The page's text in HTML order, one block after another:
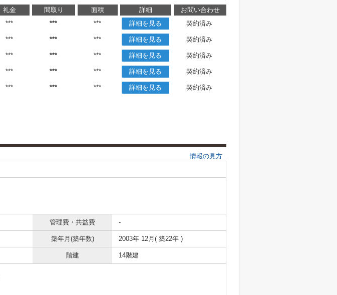
礼金 間取り 面積 詳細
お問い合わせ
*** *** *** 詳細を見る 契約済み
*** *** *** 詳細を見る 契約済み
*** *** *** 詳細を見る 契約済み
*** *** *** 詳細を見る 契約済み
*** *** *** 詳細を見る 契約済み
情報の見方
管理費・共益費 -
築年月(築年数) 2003年 12月( 築22年 )
階建 14階建